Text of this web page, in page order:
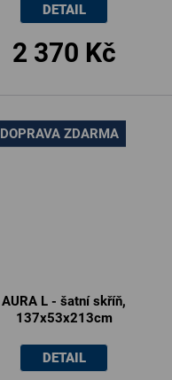
2 370 Kč
DETAIL
DOPRAVA ZDARMA
AURA L - šatní skříň,
137x53x213cm
DETAIL